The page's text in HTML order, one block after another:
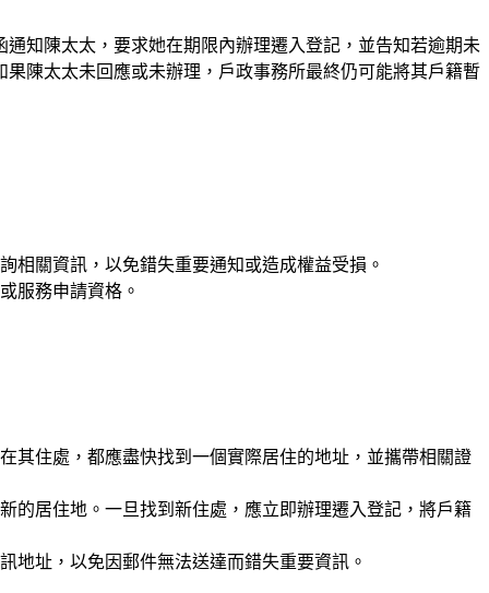
知陳太太，要求她在期限內辦理遷入登記，並告知若逾期未
陳太太未回應或未辦理，戶政事務所最終仍可能將其戶籍暫
相關資訊，以免錯失重要通知或造成權益受損。
服務申請資格。
其住處，都應盡快找到一個實際居住的地址，並攜帶相關證
的居住地。一旦找到新住處，應立即辦理遷入登記，將戶籍
地址，以免因郵件無法送達而錯失重要資訊。